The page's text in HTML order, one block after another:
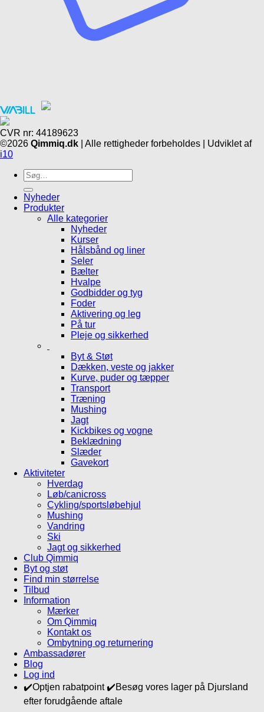
CVR nr: 44189623
©2026 Qimmiq.dk | Alle rettigheder forbeholdes | Udviklet af
i10
Søg
efter:
Nyheder
Produkter
Alle kategorier
Nyheder
Kurser
Hålsbånd og liner
Seler
Bælter
Hvalpe
Godbidder og tyg
Foder
Aktivering og leg
På tur
Pleje og sikkerhed
Byt & Støt
Dækken, veste og jakker
Kurve, puder og tæpper
Transport
Træning
Mushing
Jagt
Kickbikes og vogne
Beklædning
Slæder
Gavekort
Aktiviteter
Hverdag
Løb/canicross
Cykling/sportsløbehjul
Mushing
Vandring
Ski
Jagt og sikkerhed
Club Qimmiq
Byt og støt
Find min størrelse
Tilbud
Information
Mærker
Om Qimmiq
Kontakt os
Ombytning og returnering
Ambassadører
Blog
Log ind
✔️Optjen rabatpoint ✔️Besøg vores lager på Djursland
efter forudgående aftale